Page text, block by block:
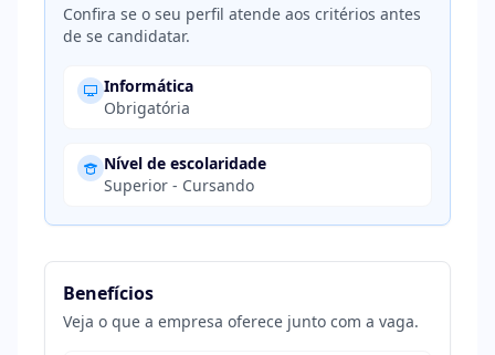
Confira se o seu perfil atende aos critérios antes
de se candidatar.
Informática
Obrigatória
Nível de escolaridade
Superior - Cursando
Benefícios
Veja o que a empresa oferece junto com a vaga.